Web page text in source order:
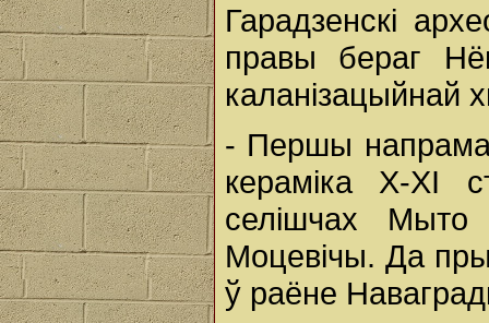
Гарадзенскі
правы бераг
каланізацыйнай
- Першы
кераміка Х-ХІ
селішчах
Моцевічы. Да
ў раёне